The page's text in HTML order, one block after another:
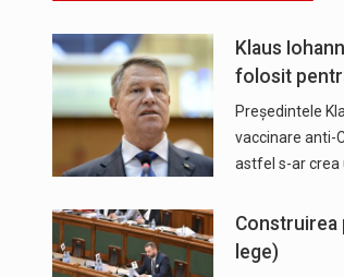
Klaus
folosit
Preşedintele
vaccinare anti-
astfel s-ar crea
Construirea
lege)